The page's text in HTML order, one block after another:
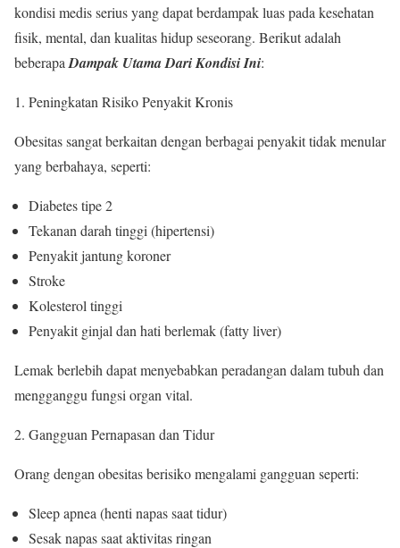
kondisi medis serius yang dapat berdampak luas pada kesehatan
fisik, mental, dan kualitas hidup seseorang. Berikut adalah
beberapa Dampak Utama Dari Kondisi Ini:
Peningkatan Risiko Penyakit Kronis
Obesitas sangat berkaitan dengan berbagai penyakit tidak menular
yang berbahaya, seperti:
Diabetes tipe 2
Tekanan darah tinggi (hipertensi)
Penyakit jantung koroner
Stroke
Kolesterol tinggi
Penyakit ginjal dan hati berlemak (fatty liver)
Lemak berlebih dapat menyebabkan peradangan dalam tubuh dan
mengganggu fungsi organ vital.
Gangguan Pernapasan dan Tidur
Orang dengan obesitas berisiko mengalami gangguan seperti:
Sleep apnea (henti napas saat tidur)
Sesak napas saat aktivitas ringan